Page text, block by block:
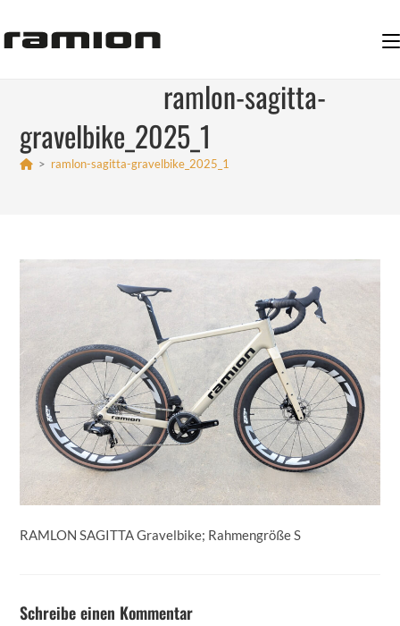
Inhalt
ramlon-sagitta-
gravelbike_2025_1
> ramlon-sagitta-gravelbike_2025_1
RAMLON SAGITTA Gravelbike; Rahmengröße S
Schreibe einen Kommentar